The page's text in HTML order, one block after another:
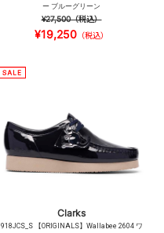
ー ブルーグリーン
¥27,500（税込）
¥19,250 （税込）
Clarks
918JCS_S 【ORIGINALS】Wallabee 2604 ワ